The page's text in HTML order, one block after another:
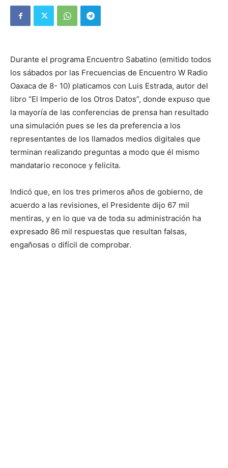
Durante el programa Encuentro Sabatino (emitido todos
los sábados por las Frecuencias de Encuentro W Radio
Oaxaca de 8- 10) platicamos con Luis Estrada, autor del
libro “El Imperio de los Otros Datos”, donde expuso que
la mayoría de las conferencias de prensa han resultado
una simulación pues se les da preferencia a los
representantes de los llamados medios digitales que
terminan realizando preguntas a modo que él mismo
mandatario reconoce y felicita.
Indicó que, en los tres primeros años de gobierno, de
acuerdo a las revisiones, el Presidente dijo 67 mil
mentiras, y en lo que va de toda su administración ha
expresado 86 mil respuestas que resultan falsas,
engañosas o difícil de comprobar.